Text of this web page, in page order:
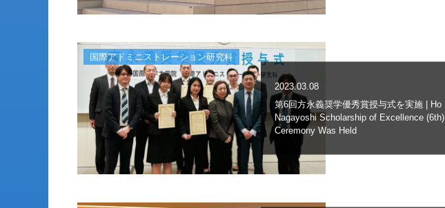
国際アドミニストレーション研究科
2023.03.08
第6回方永義奨学優秀賞授与式を実施 | Ho
Nagayoshi Scholarship of Excellence (6th)
Ceremony Was Held